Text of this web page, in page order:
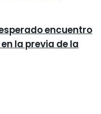
encuentro
la previa de la